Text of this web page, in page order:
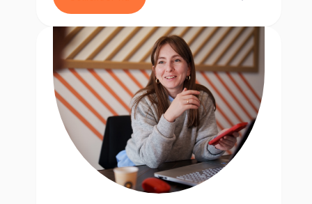
jezelf al als de operationele held
voor onze topklanten? Wacht dan
niet langer! Klik op de knop
hieronder, stuur ons je CV en vertel
ons waarom jij perfect bent voor
deze job. We kunnen niet wachten
om van je te horen